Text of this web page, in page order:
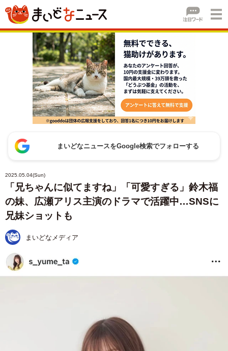
まいどなニュースをGoogle検索でフォローする
2025.05.04(Sun)
「兄ちゃんに似てますね」「可愛すぎる」鈴木福
の妹、広瀬アリス主演のドラマで活躍中…SNSに
兄妹ショットも
まいどなメディア